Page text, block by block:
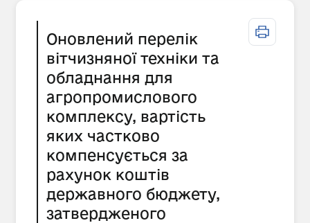
Оновлений перелік
вітчизняної техніки та
обладнання для
агропромислового
комплексу, вартість
яких частково
компенсується за
рахунок коштів
державного бюджету,
затвердженого